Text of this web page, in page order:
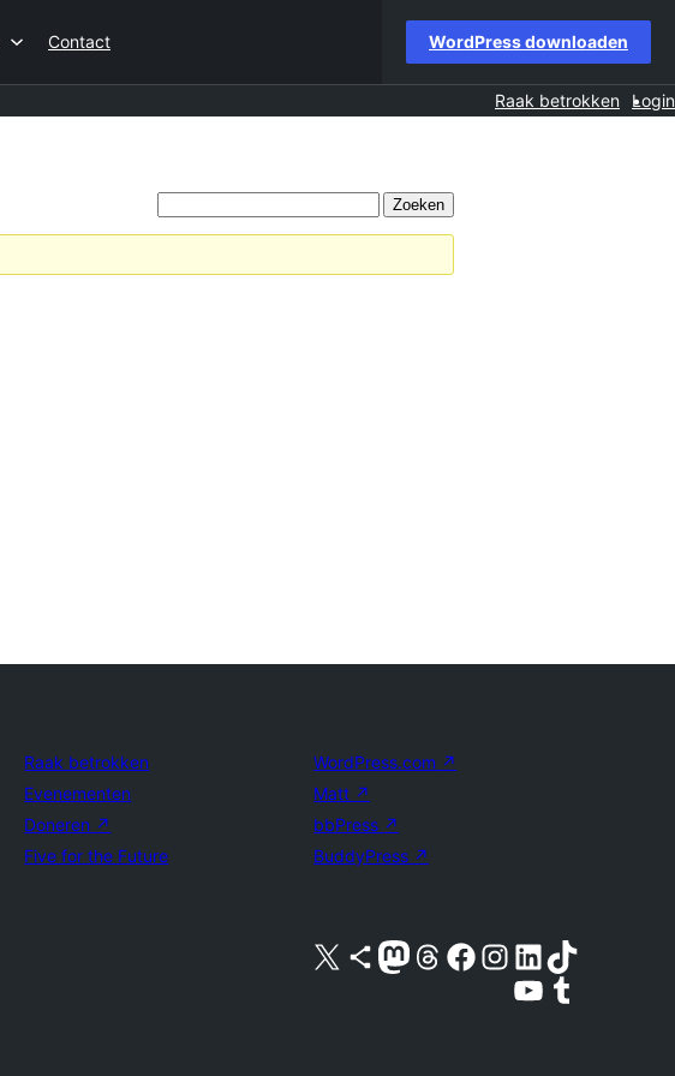
Contact WordPress downloaden
Raak betrokken Login
Raak betrokken
Evenementen
Doneren ↗
Five for the Future
WordPress.com ↗
Matt ↗
bbPress ↗
BuddyPress ↗
Bezoek ons X (voorheen Twitter) account
Bezoek ons Bluesky account
Bezoek ons Mastodon account
Bezoek ons Threads account
Onze Facebook pagina bezoeken
Bezoek ons Instagram account
Bezoek ons LinkedIn account
Bezoek ons TikTok account
Bezoek ons YouTube kanaalBezoek ons Tumblr account